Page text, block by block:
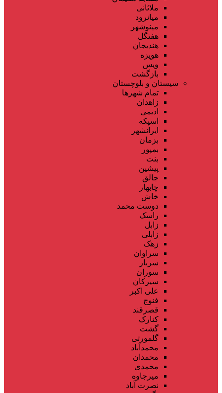
ملاثانی
میانرود
مینوشهر
هفتگل
هندیجان
هویزه
ویس
بازگشت
سیستان و بلوچستان
تمام شهر‌ها
زاهدان
ادیمی
اسپکه
ایرانشهر
بزمان
بمپور
بنت
پیشین
جالق
چابهار
خاش
دوست محمد
راسک
زابل
زابلی
زهک
سراوان
سرباز
سوران
سیرکان
علی اکبر
فنوج
قصرقند
کنارک
گشت
گلمورتی
محمدآباد
محمدان
محمدی
میرجاوه
نصرت آباد